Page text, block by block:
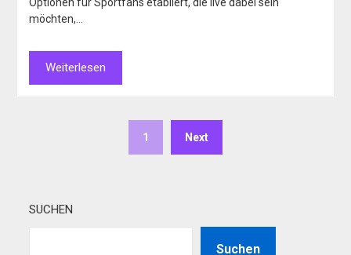
Optionen für Sportfans etabliert, die live dabei sein
möchten,…
Weiterlesen
1 Next
SUCHEN
Suchen